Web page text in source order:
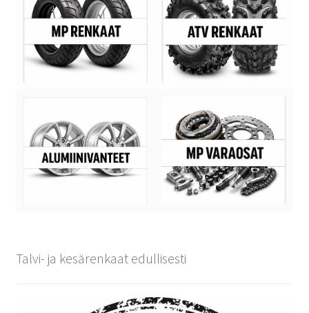
Talvi- ja kesärenkaat edullisesti